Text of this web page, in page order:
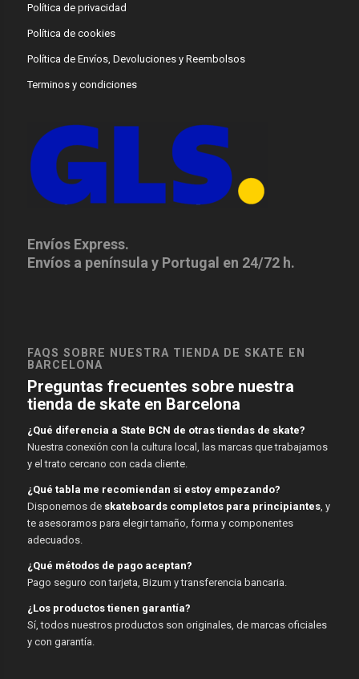
Política de privacidad
Política de cookies
Política de Envíos, Devoluciones y Reembolsos
Terminos y condiciones
Envíos Express.
Envíos a península y Portugal en 24/72 h.
FAQS SOBRE NUESTRA TIENDA DE SKATE EN
BARCELONA
Preguntas frecuentes sobre nuestra
tienda de skate en Barcelona
¿Qué diferencia a State BCN de otras tiendas de skate?
Nuestra conexión con la cultura local, las marcas que trabajamos
y el trato cercano con cada cliente.
¿Qué tabla me recomiendan si estoy empezando?
Disponemos de skateboards completos para principiantes, y
te asesoramos para elegir tamaño, forma y componentes
adecuados.
¿Qué métodos de pago aceptan?
Pago seguro con tarjeta, Bizum y transferencia bancaria.
¿Los productos tienen garantía?
Sí, todos nuestros productos son originales, de marcas oficiales
y con garantía.